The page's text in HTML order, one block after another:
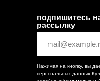
подпишитесь
рассылку
Нажимая на кнопку, вы
персональных данных